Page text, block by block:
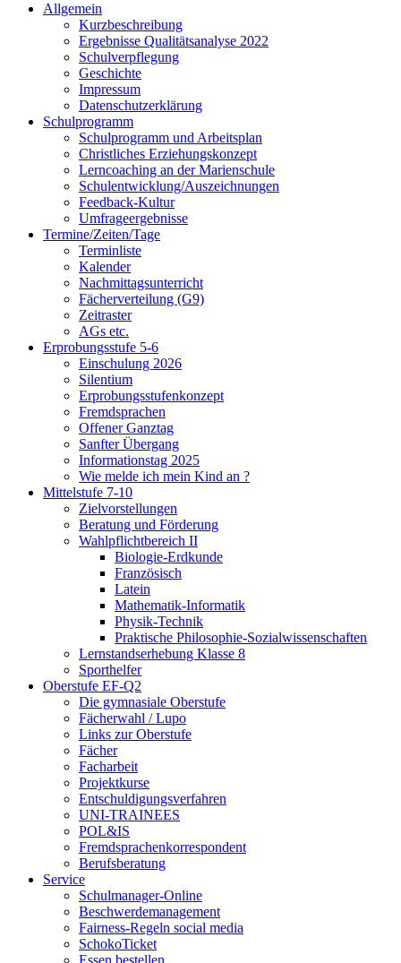
Allgemein
Kurzbeschreibung
Ergebnisse Qualitätsanalyse 2022
Schulverpflegung
Geschichte
Impressum
Datenschutzerklärung
Schulprogramm
Schulprogramm und Arbeitsplan
Christliches Erziehungskonzept
Lerncoaching an der Marienschule
Schulentwicklung/Auszeichnungen
Feedback-Kultur
Umfrageergebnisse
Termine/Zeiten/Tage
Terminliste
Kalender
Nachmittagsunterricht
Fächerverteilung (G9)
Zeitraster
AGs etc.
Erprobungsstufe 5-6
Einschulung 2026
Silentium
Erprobungsstufenkonzept
Fremdsprachen
Offener Ganztag
Sanfter Übergang
Informationstag 2025
Wie melde ich mein Kind an ?
Mittelstufe 7-10
Zielvorstellungen
Beratung und Förderung
Wahlpflichtbereich II
Biologie-Erdkunde
Französisch
Latein
Mathematik-Informatik
Physik-Technik
Praktische Philosophie-Sozialwissenschaften
Lernstandserhebung Klasse 8
Sporthelfer
Oberstufe EF-Q2
Die gymnasiale Oberstufe
Fächerwahl / Lupo
Links zur Oberstufe
Fächer
Facharbeit
Projektkurse
Entschuldigungsverfahren
UNI-TRAINEES
POL&IS
Fremdsprachenkorrespondent
Berufsberatung
Service
Schulmanager-Online
Beschwerdemanagement
Fairness-Regeln social media
SchokoTicket
Essen bestellen